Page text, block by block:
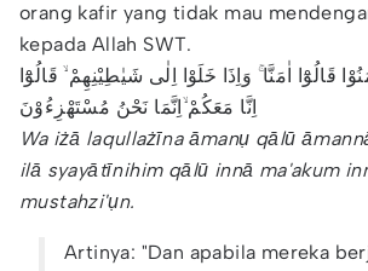
orang kafir yang tidak mau
kepada Allah SWT.
قَالُوْٓا اٰمَنَّا ۚ وَاِذَا خَلَوْا اِلٰى شَيٰطِيْنِهِمْ ۙ قَالُوْٓا
اِنَّا مَعَكُمْ ۙاِنَّمَا نَحْنُ مُسْتَهْزِءُوْنَ
Wa iżā laqullażīna āmanụ qālū
ilā syayātīnihim qālū innā ma'akum
mustahzi'ụn.
Artinya: "Dan apabila mereka